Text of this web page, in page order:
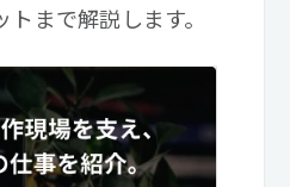
まで解説します。